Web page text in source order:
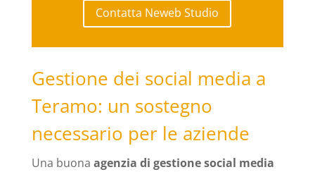
Contatta Neweb Studio
Gestione dei social media a
Teramo: un sostegno
necessario per le aziende
Una buona agenzia di gestione social media